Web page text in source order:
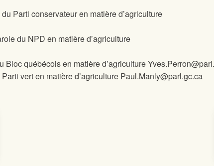
Parti conservateur en matière d’agriculture
du NPD en matière d’agriculture
Bloc québécois en matière d’agriculture
vert en matière d’agriculture Paul.Manly@parl.gc.ca